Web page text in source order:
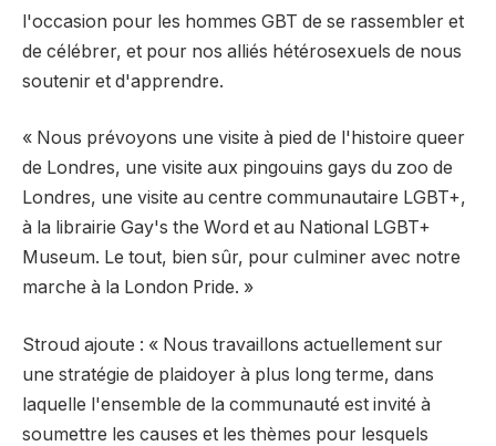
l'occasion pour les hommes GBT de se rassembler et
de célébrer, et pour nos alliés hétérosexuels de nous
soutenir et d'apprendre.
« Nous prévoyons une visite à pied de l'histoire queer
de Londres, une visite aux pingouins gays du zoo de
Londres, une visite au centre communautaire LGBT+,
à la librairie Gay's the Word et au National LGBT+
Museum. Le tout, bien sûr, pour culminer avec notre
marche à la London Pride. »
Stroud ajoute : « Nous travaillons actuellement sur
une stratégie de plaidoyer à plus long terme, dans
laquelle l'ensemble de la communauté est invité à
soumettre les causes et les thèmes pour lesquels